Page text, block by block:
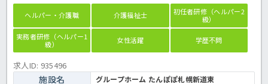
ヘルパー・介護職 介護福祉士
初任者研修（ヘルパー2
級）
実務者研修（ヘルパー1
級）
女性活躍 学歴不問
求人ID: 935496
施設名 グループホーム たんぽぽ札幌新道東